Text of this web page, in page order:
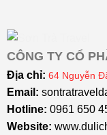
CÔNG TY CỔ
Địa chỉ: 64 Nguyễn
Email:
Hotline: 0961 650
Website: